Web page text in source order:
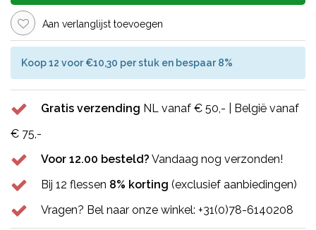
Aan verlanglijst toevoegen
Koop 12 voor €10,30 per stuk en bespaar 8%
Gratis verzending NL vanaf € 50,- | België vanaf
€ 75,-
Voor 12.00 besteld? Vandaag nog verzonden!
Bij 12 flessen 8% korting (exclusief aanbiedingen)
Vragen? Bel naar onze winkel: +31(0)78-6140208